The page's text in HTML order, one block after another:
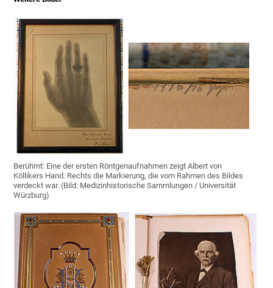
Berühmt: Eine der ersten Röntgenaufnahmen zeigt Albert von
Köllikers Hand. Rechts die Markierung, die vom Rahmen des Bildes
verdeckt war. (Bild: Medizinhistorische Sammlungen / Universität
Würzburg)